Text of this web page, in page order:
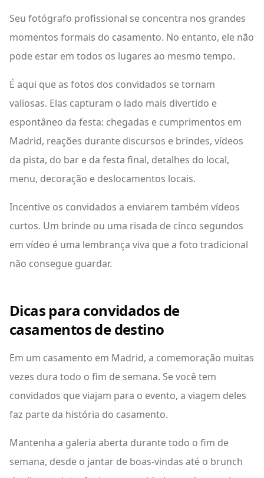
Seu fotógrafo profissional se concentra nos grandes
momentos formais do casamento. No entanto, ele não
pode estar em todos os lugares ao mesmo tempo.
É aqui que as fotos dos convidados se tornam
valiosas. Elas capturam o lado mais divertido e
espontâneo da festa: chegadas e cumprimentos em
Madrid, reações durante discursos e brindes, vídeos
da pista, do bar e da festa final, detalhes do local,
menu, decoração e deslocamentos locais.
Incentive os convidados a enviarem também vídeos
curtos. Um brinde ou uma risada de cinco segundos
em vídeo é uma lembrança viva que a foto tradicional
não consegue guardar.
Dicas para convidados de
casamentos de destino
Em um casamento em Madrid, a comemoração muitas
vezes dura todo o fim de semana. Se você tem
convidados que viajam para o evento, a viagem deles
faz parte da história do casamento.
Mantenha a galeria aberta durante todo o fim de
semana, desde o jantar de boas-vindas até o brunch